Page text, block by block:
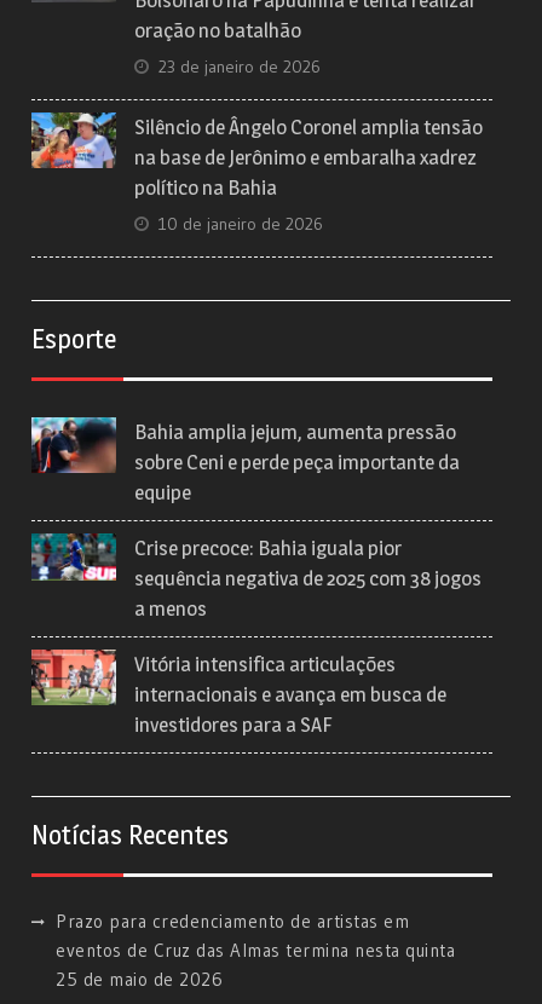
oração no batalhão
23 de janeiro de 2026
Silêncio de Ângelo Coronel amplia tensão
na base de Jerônimo e embaralha xadrez
político na Bahia
10 de janeiro de 2026
Esporte
Bahia amplia jejum, aumenta pressão
sobre Ceni e perde peça importante da
equipe
Crise precoce: Bahia iguala pior
sequência negativa de 2025 com 38 jogos
a menos
Vitória intensifica articulações
internacionais e avança em busca de
investidores para a SAF
Notícias Recentes
Prazo para credenciamento de artistas em
eventos de Cruz das Almas termina nesta quinta
25 de maio de 2026